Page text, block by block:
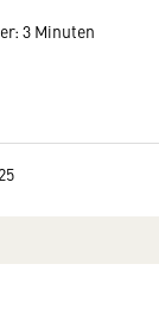
3 Minuten